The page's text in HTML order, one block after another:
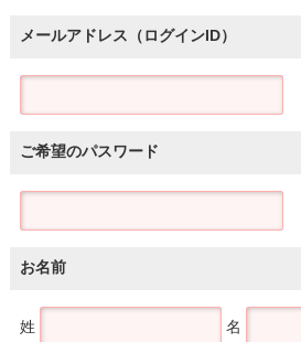
メールアドレス（ログインID）
ご希望のパスワード
お名前
姓 名